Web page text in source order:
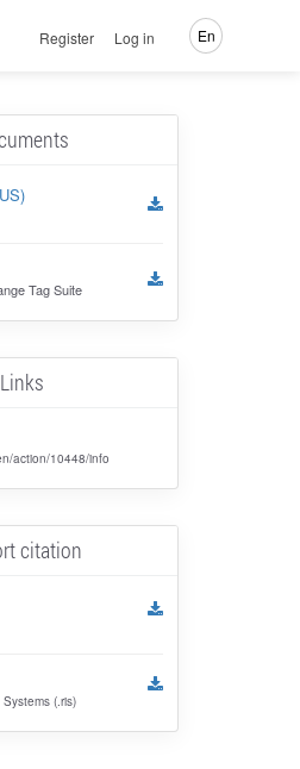
Register Log in En
Tag Suite
Links
action/10448/info
citation
(.ris)